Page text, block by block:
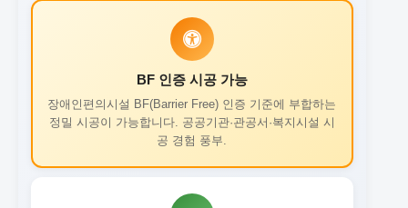
BF 인증 시공 가능
장애인편의시설 BF(Barrier Free) 인증 기준에 부합하는
정밀 시공이 가능합니다. 공공기관·관공서·복지시설 시
공 경험 풍부.